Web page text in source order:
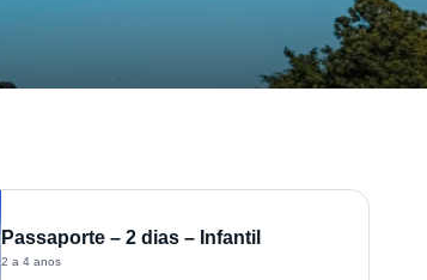
Passaporte – 2 dias – Infantil
2 a 4 anos